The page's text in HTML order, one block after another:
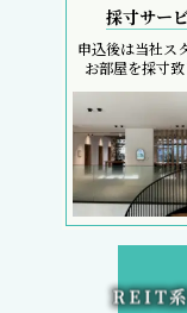
採寸サー
申込後は当社ス
お部屋を採寸